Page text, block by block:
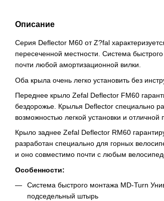
Описание
Серия Deflector M60 от Z?fal
пересеченной местности. Система
почти любой амортизационной вилки.
Оба крыла очень легко установить без
Переднее крыло Zefal Deflector FM60
бездорожье. Крылья Deflector специально
возможностью легкой установки и отличной
Крыло заднее Zefal Deflector RM60
разработан специально для горных
и оно совместимо почти с любым
Особенности:
Система быстрого монтажа MD-Turn
подседельный штырь